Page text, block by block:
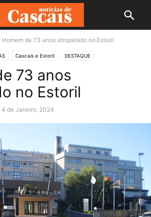
Homem de 73 anos atropelado no Estoril
Cascais e Estoril DESTAQUE
73 anos
no Estoril
4 de Janeiro, 2024